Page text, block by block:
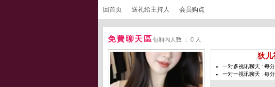
回首页 送礼给主持人 会员购点
免費聊天區包厢内人数 ： 0 人
狄儿
一对多视讯聊天 : 每
一对一视讯聊天 : 每